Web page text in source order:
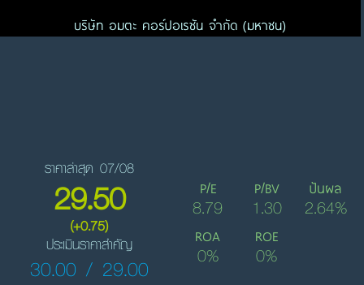
บริษัท อมตะ คอร์ปอเรชัน จำกัด (มหาชน)
ราคาล่าสุด 07/08
29.50
(+0.75)
ประเมินราคาสำคัญ
30.00 / 29.00
P/E
8.79
P/BV
1.30
ปันผล
2.64%
ROA
0%
ROE
0%